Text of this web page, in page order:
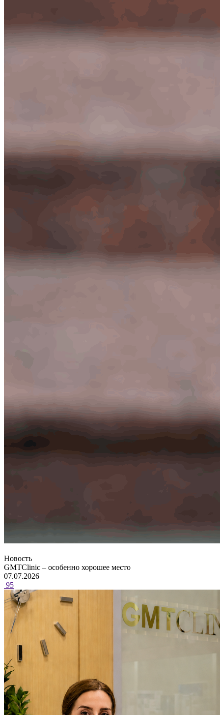
Новость
GMTClinic – особенно хорошее место
07.07.2026
95